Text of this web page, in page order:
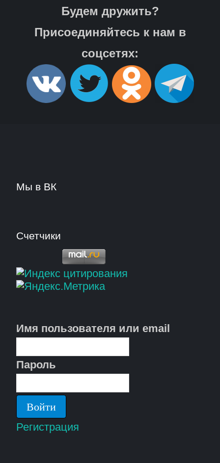
Будем дружить?
Присоединяйтесь к нам в
соцсетях:
Мы в ВК
Счетчики
Имя пользователя или email
Пароль
Регистрация